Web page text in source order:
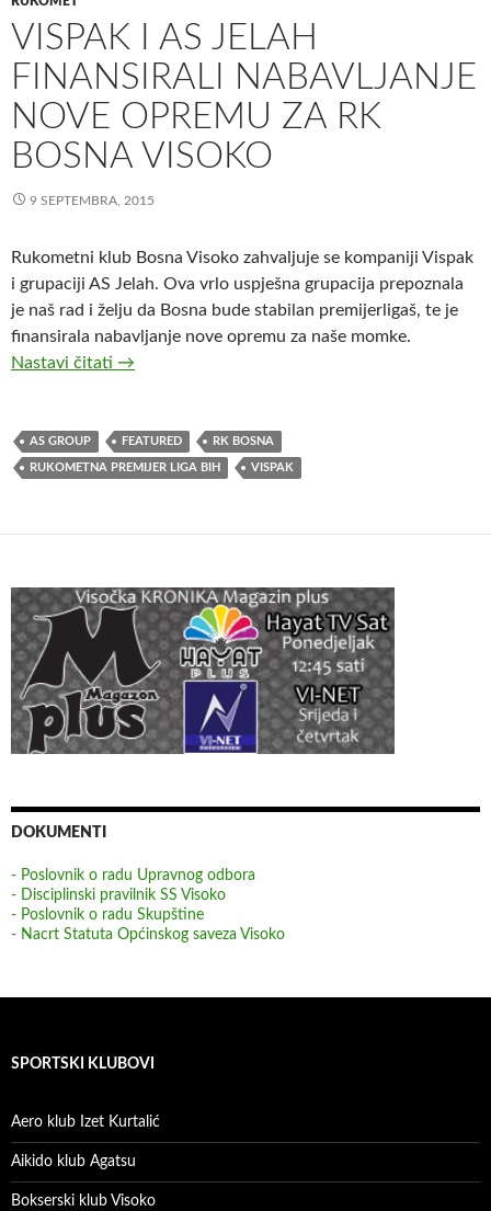
VISPAK I AS JELAH
FINANSIRALI NABAVLJANJE
NOVE OPREMU ZA RK
BOSNA VISOKO
9 SEPTEMBRA, 2015
Rukometni klub Bosna Visoko zahvaljuje se kompaniji Vispak
i grupaciji AS Jelah. Ova vrlo uspješna grupacija prepoznala
je naš rad i želju da Bosna bude stabilan premijerligaš, te je
finansirala nabavljanje nove opremu za naše momke.
Nastavi čitati Vispak i AS Jelah finansirali nabavljanje nove
→
AS GROUP FEATURED RK BOSNA
RUKOMETNA PREMIJER LIGA BIH VISPAK
DOKUMENTI
- Poslovnik o radu Upravnog odbora
- Disciplinski pravilnik SS Visoko
- Poslovnik o radu Skupštine
- Nacrt Statuta Općinskog saveza Visoko
SPORTSKI KLUBOVI
Aero klub Izet Kurtalić
Aikido klub Agatsu
Bokserski klub Visoko